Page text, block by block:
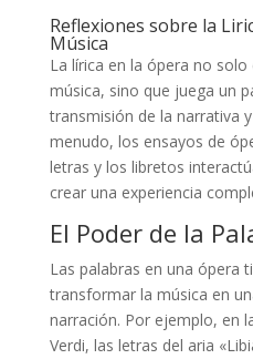
Reflexiones sobre la
Música
La lírica en la ópera no
música, sino que juega un
transmisión de la narrativa
menudo, los ensayos de
letras y los libretos
crear una experiencia
El Poder de la
Las palabras en una ópera
transformar la música en
narración. Por ejemplo, en
Verdi, las letras del aria